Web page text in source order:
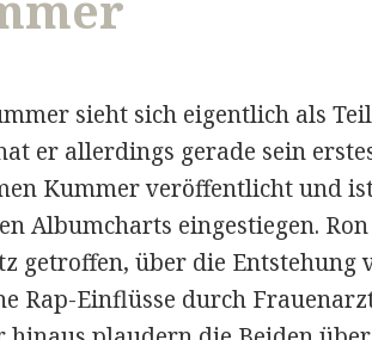
sieht sich eigentlich als
er allerdings gerade sein
Kummer veröffentlicht und
Albumcharts eingestiegen.
getroffen, über die Entstehung
Rap-Einflüsse durch